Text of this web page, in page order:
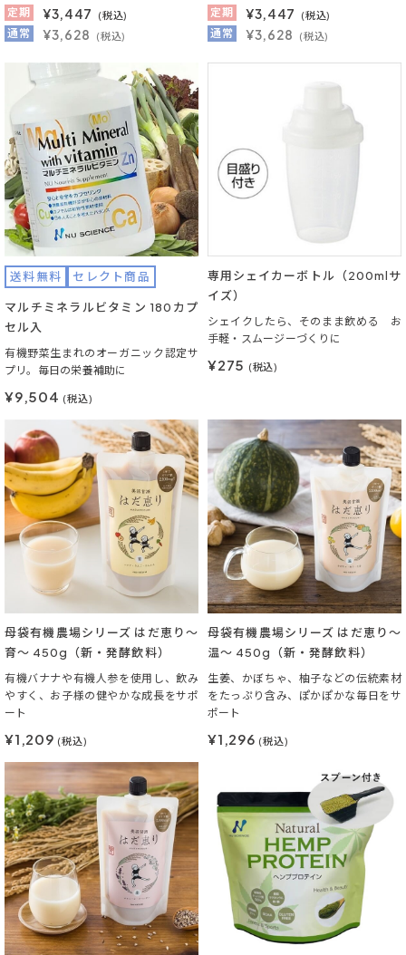
定期
¥3,447 (税込)
通常 ¥3,628 (税込)
定期
¥3,447 (税込)
通常 ¥3,628 (税込)
送料無料 セレクト商品
マルチミネラルビタミン 180カプ
セル入
有機野菜生まれのオーガニック認定サ
プリ。毎日の栄養補助に
¥9,504 (税込)
専用シェイカーボトル（200mlサ
イズ）
シェイクしたら、そのまま飲める お
手軽・スムージーづくりに
¥275 (税込)
母袋有機農場シリーズ はだ恵り～
育～ 450g（新・発酵飲料）
有機バナナや有機人参を使用し、飲み
やすく、お子様の健やかな成長をサポ
ート
¥1,209 (税込)
母袋有機農場シリーズ はだ恵り～
温～ 450g（新・発酵飲料）
生姜、かぼちゃ、柚子などの伝統素材
をたっぷり含み、ぽかぽかな毎日をサ
ポート
¥1,296 (税込)